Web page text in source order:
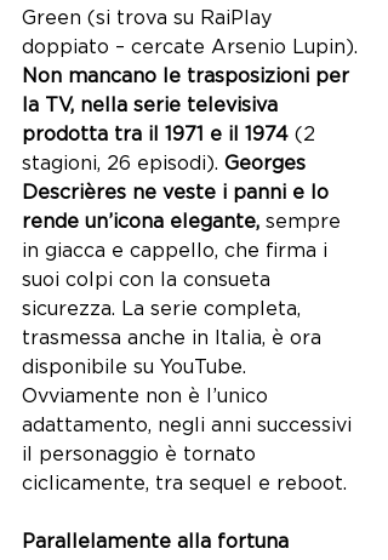
Green (si trova su RaiPlay
doppiato – cercate Arsenio Lupin).
Non mancano le trasposizioni per
la TV, nella serie televisiva
prodotta tra il 1971 e il 1974 (2
stagioni, 26 episodi). Georges
Descrières ne veste i panni e lo
rende un’icona elegante, sempre
in giacca e cappello, che firma i
suoi colpi con la consueta
sicurezza. La serie completa,
trasmessa anche in Italia, è ora
disponibile su YouTube.
Ovviamente non è l’unico
adattamento, negli anni successivi
il personaggio è tornato
ciclicamente, tra sequel e reboot.
Parallelamente alla fortuna